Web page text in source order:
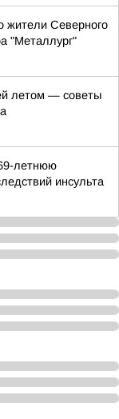
жители Северного
"Металлург"
летом — советы
летнюю
инсульта